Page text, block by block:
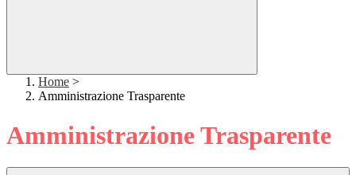
Home >
Amministrazione Trasparente
Amministrazione Trasparente